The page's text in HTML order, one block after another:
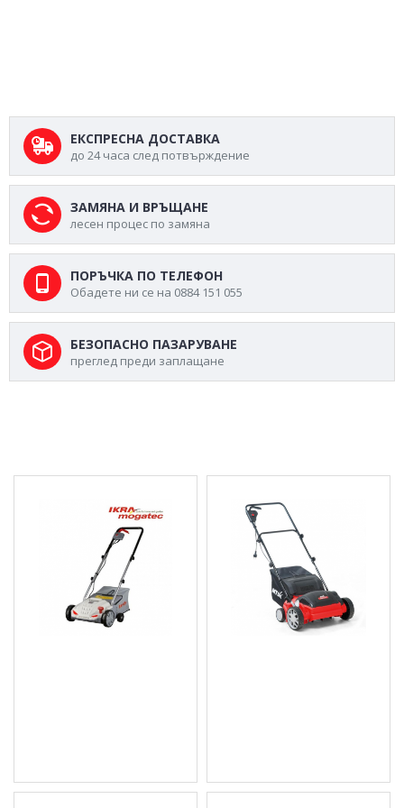
ЕКСПРЕСНА ДОСТАВКА
до 24 часа след потвърждение
ЗАМЯНА И ВРЪЩАНЕ
лесен процес по замяна
ПОРЪЧКА ПО ТЕЛЕФОН
Обадете ни се на 0884 151 055
БЕЗОПАСНО ПАЗАРУВАНЕ
преглед преди заплащане